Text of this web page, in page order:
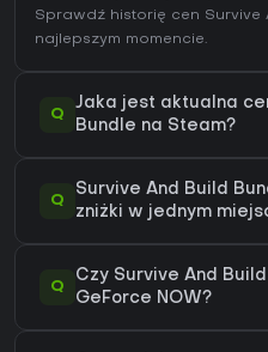
Sprawdź historię cen Survive
najlepszym momencie.
Q
Jaka jest aktualna
Bundle na Steam?
Q
Survive And Build
zniżki w jednym
Q
Czy Survive And
GeForce NOW?